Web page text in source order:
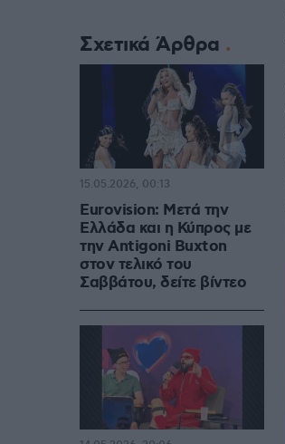
Σχετικά Άρθρα
Eurovision: Μετά την
Ελλάδα και η Κύπρος με
την Antigoni Buxton
στον τελικό του
Σαββάτου, δείτε βίντεο
15.05.2026, 00:13